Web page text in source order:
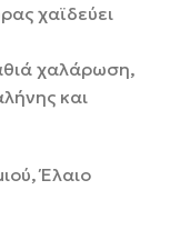
χαϊδεύει
χαλάρωση,
και
Έλαιο